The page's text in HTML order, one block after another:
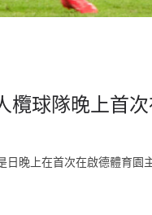
欖球隊晚上首
日晚上在首次在啟德體育